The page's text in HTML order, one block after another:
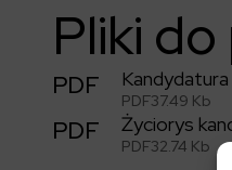
Pliki
PDF PDF37.49 Kb
PDF Życiorys
PDF32.74 Kb